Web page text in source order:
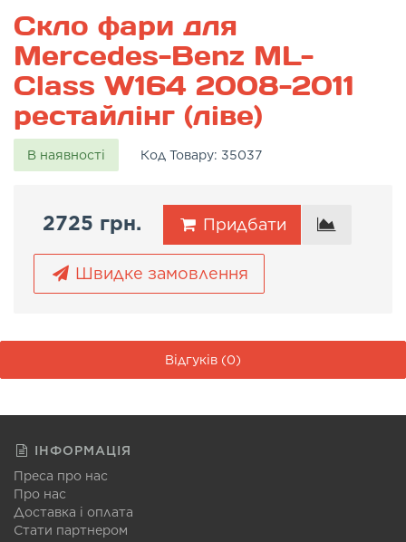
Скло фари для
Mercedes-Benz ML-
Class W164 2008-2011
рестайлінг (ліве)
В наявності Код Товару: 35037
2725 грн. Придбати
Швидке замовлення
Відгуків (0)
ІНФОРМАЦІЯ
Преса про нас
Про нас
Доставка і оплата
Стати партнером